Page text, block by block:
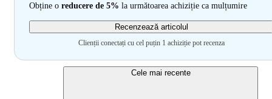
Obține o reducere de 5% la următoarea achiziție ca mulțumire
Recenzează articolul
Clienții conectați cu cel puțin 1 achiziție pot recenza
Cele mai recente